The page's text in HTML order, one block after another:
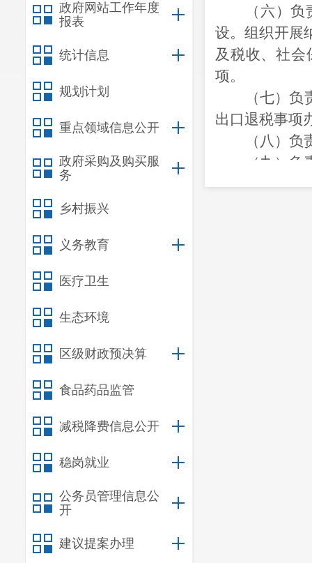
政府网站工作年度
报表
统计信息
规划计划
重点领域信息公开
政府采购及购买服
务
乡村振兴
义务教育
医疗卫生
生态环境
区级财政预决算
食品药品监管
减税降费信息公开
稳岗就业
公务员管理信息公
开
建议提案办理
（六）
设。组织开展
及税收、社会
项。
（七）
出口退税事项
（八）
（九）
会保险费和有